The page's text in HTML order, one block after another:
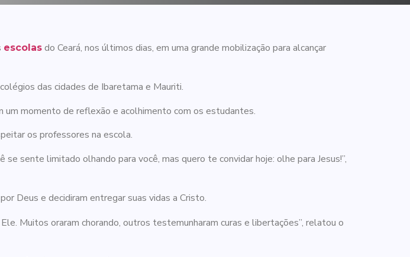
escolas do Ceará, nos últimos dias, em uma grande mobilização para alcançar
das cidades de Ibaretama e Mauriti.
um momento de reflexão e acolhimento com os estudantes.
os professores na escola.
sente limitado olhando para você, mas quero te convidar hoje: olhe para Jesus!”,
Deus e decidiram entregar suas vidas a Cristo.
Muitos oraram chorando, outros testemunharam curas e libertações”, relatou o